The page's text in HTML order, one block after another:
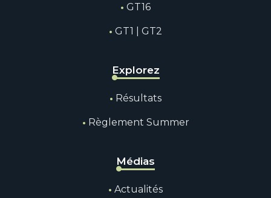
GT16
GT1 | GT2
Explorez
Résultats
Règlement Summer
Médias
Actualités